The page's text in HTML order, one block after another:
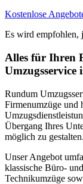
Kostenlose
Es wird empfohlen,
Alles für Ihren
Rundum
Firmenumzüge und
Übergang Ihres
möglich zu gestalten.
Unser Angebot
klassische Büro-
Technikumzüge